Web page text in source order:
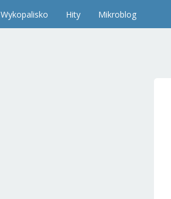
Wykopalisko Hity Mikroblog